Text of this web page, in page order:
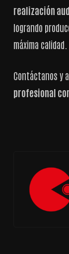
realización
logrando
máxima calidad.
Contáctanos y
profesional